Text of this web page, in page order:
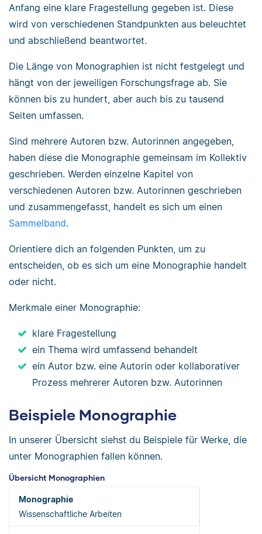
Anfang eine klare Fragestellung gegeben ist. Diese
wird von verschiedenen Standpunkten aus beleuchtet
und abschließend beantwortet.
Die Länge von Monographien ist nicht festgelegt und
hängt von der jeweiligen Forschungsfrage ab. Sie
können bis zu hundert, aber auch bis zu tausend
Seiten umfassen.
Sind mehrere Autoren bzw. Autorinnen angegeben,
haben diese die Monographie gemeinsam im Kollektiv
geschrieben. Werden einzelne Kapitel von
verschiedenen Autoren bzw. Autorinnen geschrieben
und zusammengefasst, handelt es sich um einen
Sammelband.
Orientiere dich an folgenden Punkten, um zu
entscheiden, ob es sich um eine Monographie handelt
oder nicht.
Merkmale einer Monographie:
klare Fragestellung
ein Thema wird umfassend behandelt
ein Autor bzw. eine Autorin oder kollaborativer
Prozess mehrerer Autoren bzw. Autorinnen
Beispiele Monographie
In unserer Übersicht siehst du Beispiele für Werke, die
unter Monographien fallen können.
Übersicht Monographien
Wissenschaftliche Arbeiten